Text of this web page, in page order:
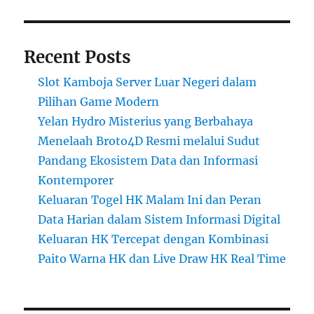
Recent Posts
Slot Kamboja Server Luar Negeri dalam
Pilihan Game Modern
Yelan Hydro Misterius yang Berbahaya
Menelaah Broto4D Resmi melalui Sudut
Pandang Ekosistem Data dan Informasi
Kontemporer
Keluaran Togel HK Malam Ini dan Peran
Data Harian dalam Sistem Informasi Digital
Keluaran HK Tercepat dengan Kombinasi
Paito Warna HK dan Live Draw HK Real Time